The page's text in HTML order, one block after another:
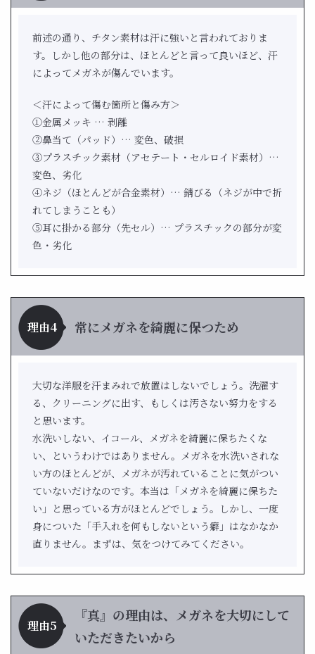
前述の通り、チタン素材は汗に強いと言われておりま
す。しかし他の部分は、ほとんどと言って良いほど、汗
によってメガネが傷んでいます。
＜汗によって傷む箇所と傷み方＞
①金属メッキ … 剥離
②鼻当て（パッド）… 変色、破損
③プラスチック素材（アセテート・セルロイド素材）…
変色、劣化
④ネジ（ほとんどが合金素材）… 錆びる（ネジが中で折
れてしまうことも）
⑤耳に掛かる部分（先セル）… プラスチックの部分が変
色・劣化
理由4 常にメガネを綺麗に保つため
大切な洋服を汗まみれで放置はしないでしょう。洗濯す
る、クリーニングに出す、もしくは汚さない努力をする
と思います。
水洗いしない、イコール、メガネを綺麗に保ちたくな
い、というわけではありません。メガネを水洗いされな
い方のほとんどが、メガネが汚れていることに気がつい
ていないだけなのです。本当は「メガネを綺麗に保ちた
い」と思っている方がほとんどでしょう。しかし、一度
身についた「手入れを何もしないという癖」はなかなか
直りません。まずは、気をつけてみてください。
理由5
『真』の理由は、メガネを大切にして
いただきたいから